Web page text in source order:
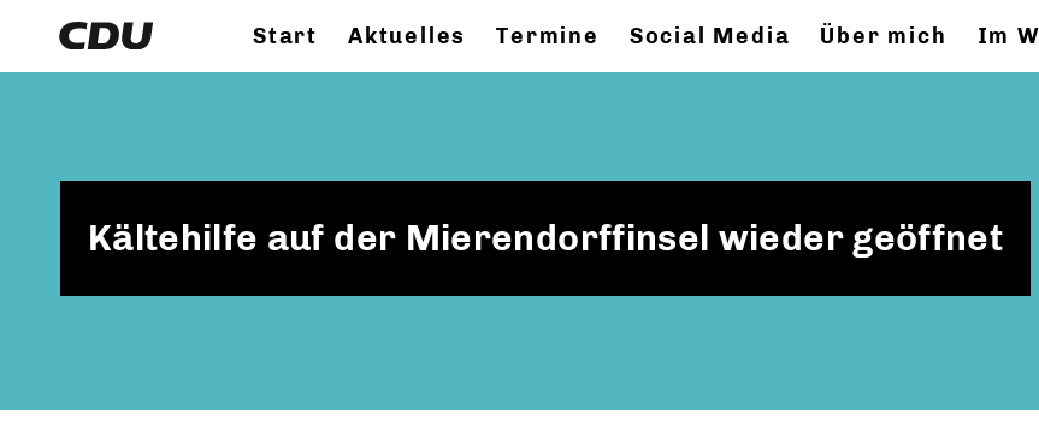
Start Aktuelles Termine Social Media Über mich Im
Kältehilfe auf der Mierendorffinsel wieder geöffnet